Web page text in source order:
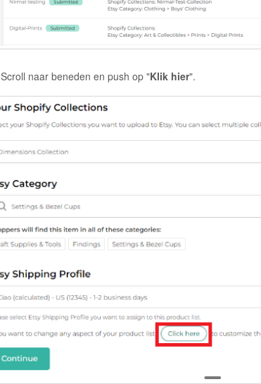
Scroll naar beneden en push op "Klik hier".